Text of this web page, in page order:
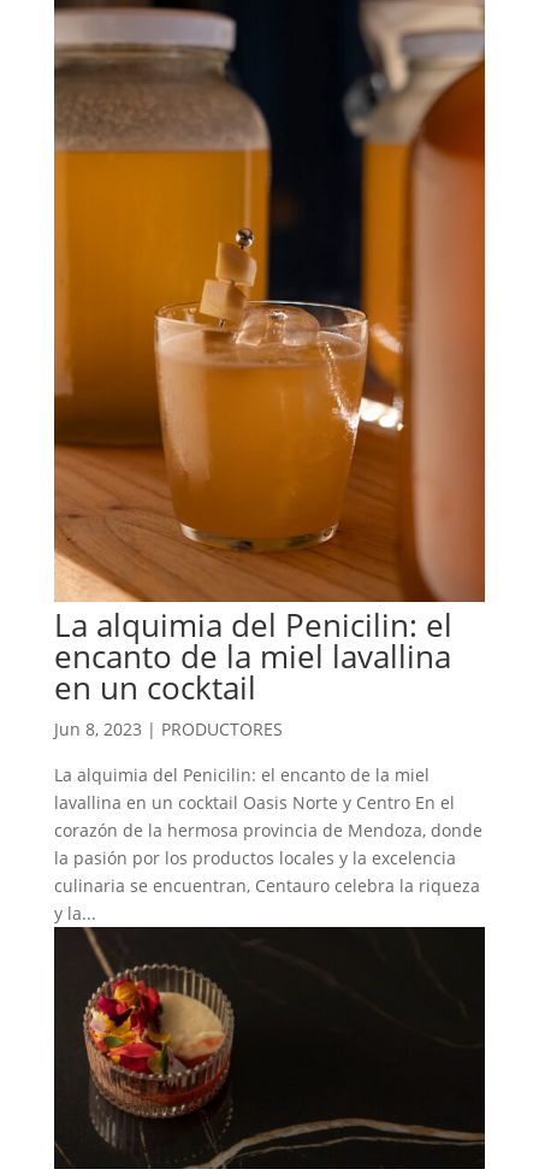
La alquimia del Penicilin: el
encanto de la miel lavallina
en un cocktail
Jun 8, 2023 | PRODUCTORES
La alquimia del Penicilin: el encanto de la miel
lavallina en un cocktail Oasis Norte y Centro En el
corazón de la hermosa provincia de Mendoza, donde
la pasión por los productos locales y la excelencia
culinaria se encuentran, Centauro celebra la riqueza
y la...